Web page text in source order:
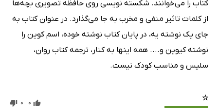
کتاب را می‌خوانند. شکسته نویسی روی حافظه تصویری بچه‌ها
از کلمات تاثیر منفی و مخرب به جا می‌گذارد. در عنوان کتاب به
جای یک نوشته یه، در پایان کتاب نوشته خوده، اسم کوین را
نوشته کیوین و.... همه اینها به کنار، ترجمه کتاب روان،
سلیس و مناسب کودک نیست.
☆
0
0